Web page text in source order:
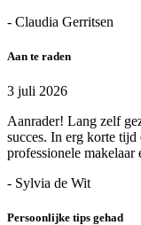
- Claudia Gerritsen
Aan te raden
3 juli 2026
Aanrader! Lang zelf
succes. In erg korte
professionele
- Sylvia de Wit
Persoonlijke tips gehad